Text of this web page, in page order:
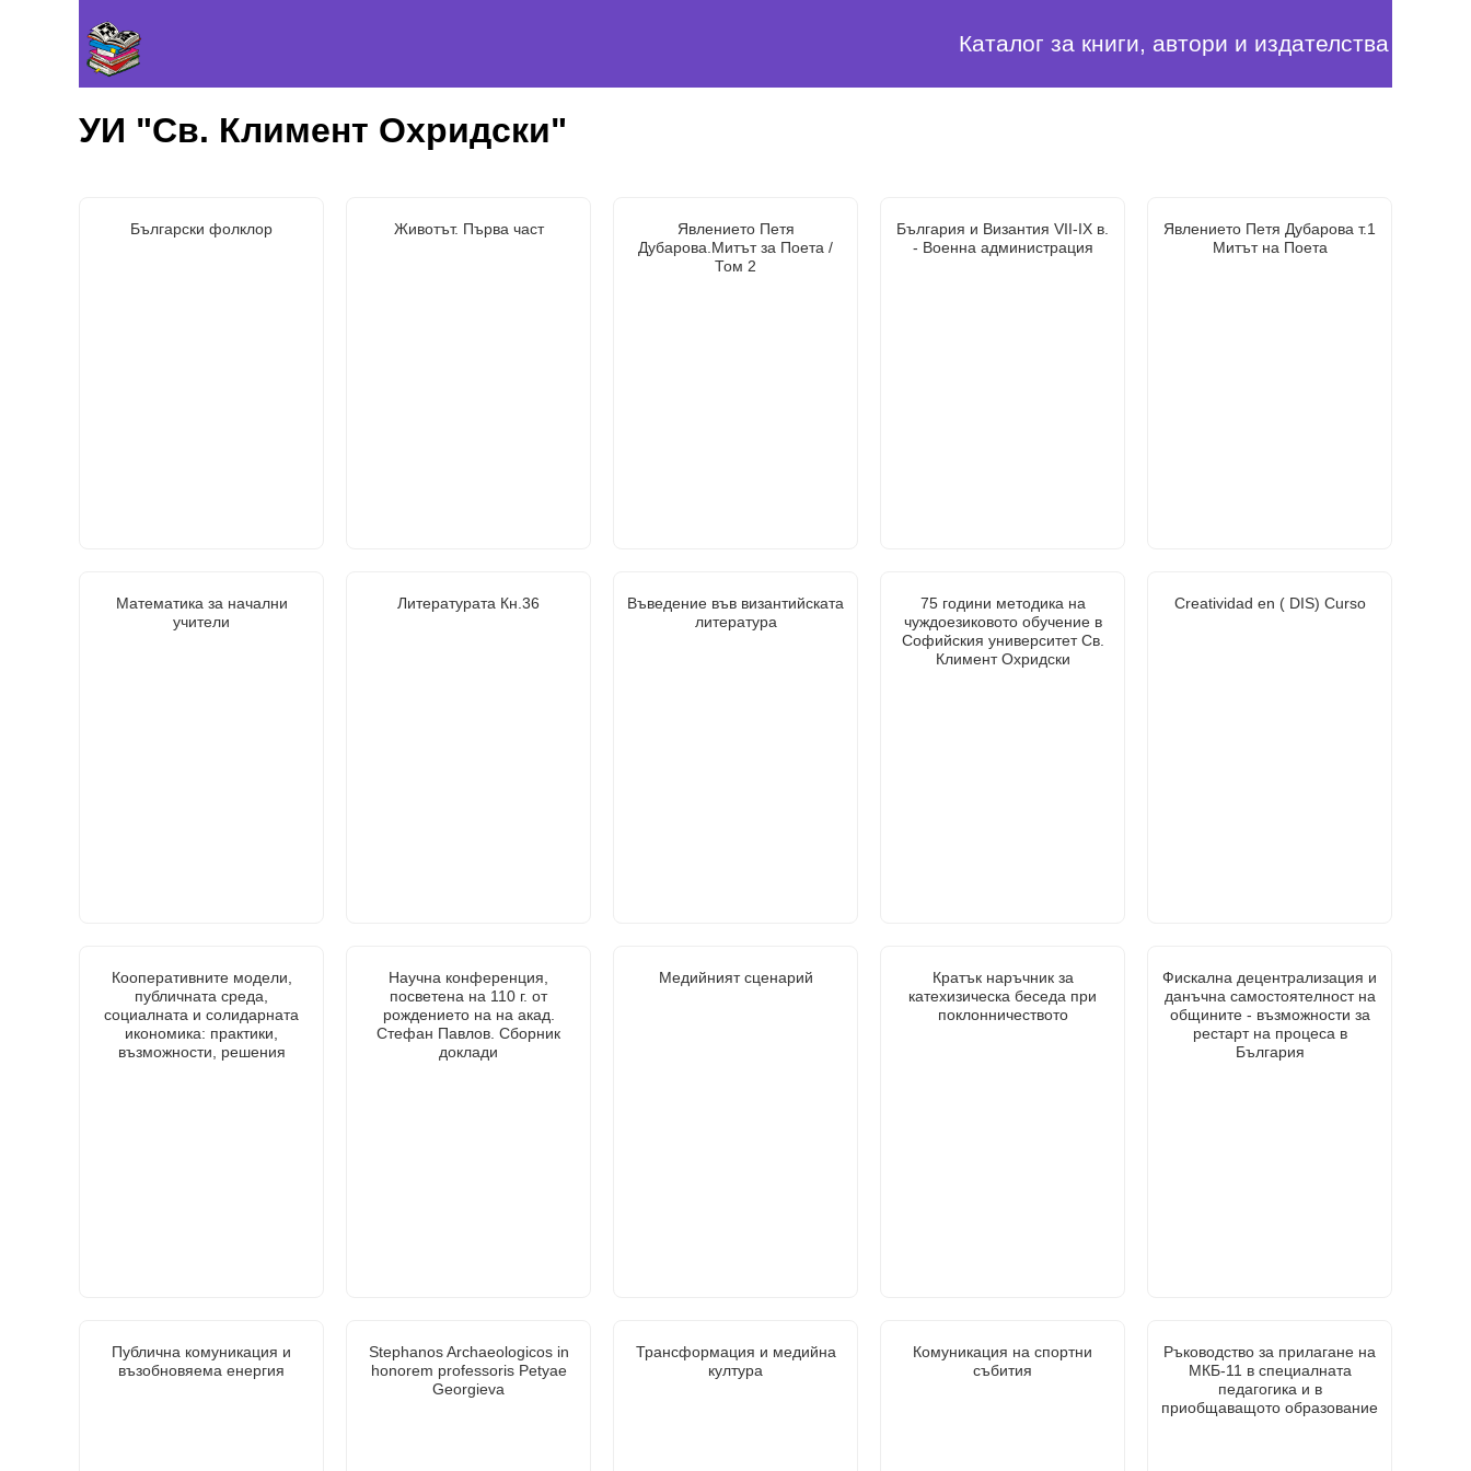
Каталог за книги, автори и издателства
УИ "Св. Климент Охридски"
Български фолклор Животът. Първа част
Явлението Петя
Дубарова.Митът за Поета /
Том 2
България и Византия VII-IX в.
- Военна администрация
Явлението Петя Дубарова т.1
Митът на Поета
Математика за начални
учители
Литературата Кн.36
Въведение във византийската
литература
75 години методика на
чуждоезиковото обучение в
Софийския университет Св.
Климент Охридски
Creatividad en ( DIS) Curso
Кооперативните модели,
публичната среда,
социалната и солидарната
икономика: практики,
възможности, решения
Научна конференция,
посветена на 110 г. от
рождението на на акад.
Стефан Павлов. Сборник
доклади
Медийният сценарий
Кратък наръчник за
катехизическа беседа при
поклонничеството
Фискална децентрализация и
данъчна самостоятелност на
общините - възможности за
рестарт на процеса в
България
Публична комуникация и
възобновяема енергия
Stephanos Archaeologicos in
honorem professoris Petyae
Georgieva
Трансформация и медийна
култура
Комуникация на спортни
събития
Ръководство за прилагане на
МКБ-11 в специалната
педагогика и в
приобщаващото образование